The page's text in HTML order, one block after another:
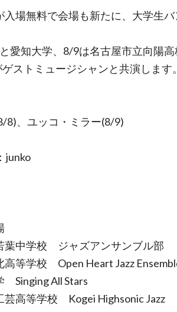
場無料で会場も新たに、大学生バ
愛知大学、8/9は名古屋市立向陽高
ゲストミュージシャンと共演します
8)、ユッコ・ミラー(8/9)
junko
葉中学校 ジャズアンサンブル部
等学校 Open Heart Jazz
Singing All Stars
高等学校 Kogei Highsonic Jazz